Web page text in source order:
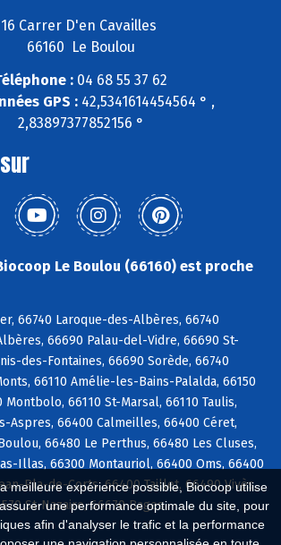
meilleure expérience possible, Biocoop utilise
une performance optimale du site, pour
afin d'analyser le trafic et la performance
16 Carrer D'en Cavailles
66160 Le Boulou
: 04 68 55 37 62
GPS :42,5341614454564 ° ,
2,83897377852156 °
Le Boulou (66160) est proche
66740 Laroque-des-Albères, 66740
66690 Palau-del-Vidre, 66690 St-
des-Fontaines, 66690 Sorède, 66740
66110 Amélie-les-Bains-Palalda, 66150
Montbolo, 66110 St-Marsal, 66110 Taulis,
Aspres, 66400 Calmeilles, 66400 Céret,
66480 Le Perthus, 66480 Les Cluses,
Illas, 66300 Montauriol, 66400 Oms, 66400
Pla-de-Corts, 66400 Taillet, 66490 Vivès,
St-Nazaire, 66670 Bages